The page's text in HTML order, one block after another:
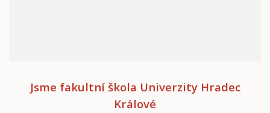
Jsme fakultní škola Univerzity Hradec
Králové